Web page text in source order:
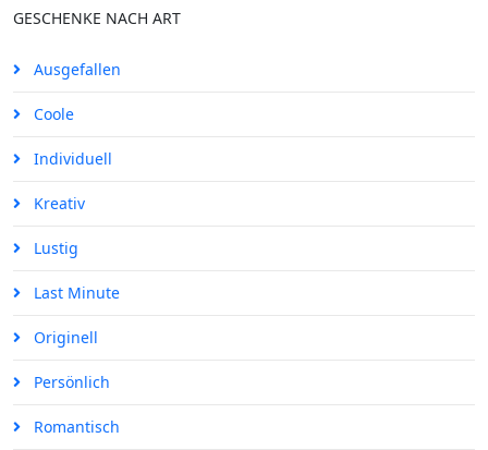
GESCHENKE NACH ART
Ausgefallen
Coole
Individuell
Kreativ
Lustig
Last Minute
Originell
Persönlich
Romantisch